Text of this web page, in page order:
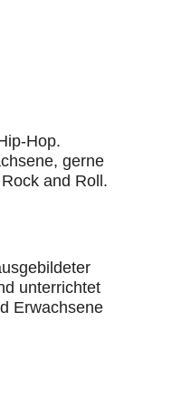
Hop.
gerne
and Roll.
unterrichtet
Erwachsene